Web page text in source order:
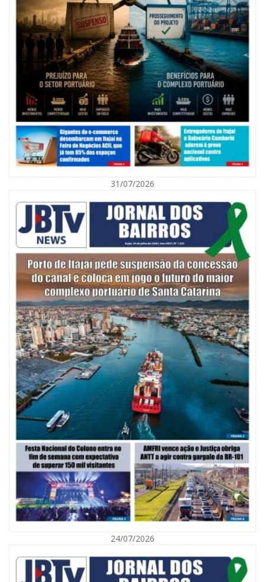
08/08/2026 | 07:00
Agosto Laranja mobiliza Navegantes com ações de prevenção de
deficiências e inclusão social
BALNEÁRIO CAMBORIÚ
08/08/2026 | 07:00
Saúde de BC abre inscrições para Oficina Regional de Qualidade em
Vigilância Sanitária
PENHA
31/07/2026
24/07/2026